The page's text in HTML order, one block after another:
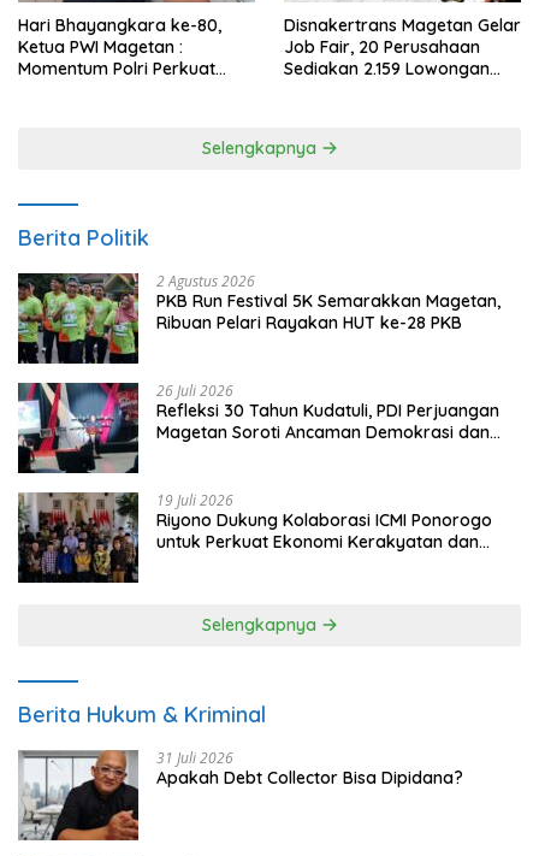
Hari Bhayangkara ke-80,
Ketua PWI Magetan :
Momentum Polri Perkuat
Disnakertrans Magetan Gelar
Job Fair, 20 Perusahaan
Sediakan 2.159 Lowongan
Selengkapnya
Berita Politik
2 Agustus 2026
PKB Run Festival 5K Semarakkan Magetan,
Ribuan Pelari Rayakan HUT ke-28 PKB
26 Juli 2026
Refleksi 30 Tahun Kudatuli, PDI Perjuangan
Magetan Soroti Ancaman Demokrasi dan
19 Juli 2026
Riyono Dukung Kolaborasi ICMI Ponorogo
untuk Perkuat Ekonomi Kerakyatan dan
Selengkapnya
Berita Hukum & Kriminal
31 Juli 2026
Apakah Debt Collector Bisa Dipidana?